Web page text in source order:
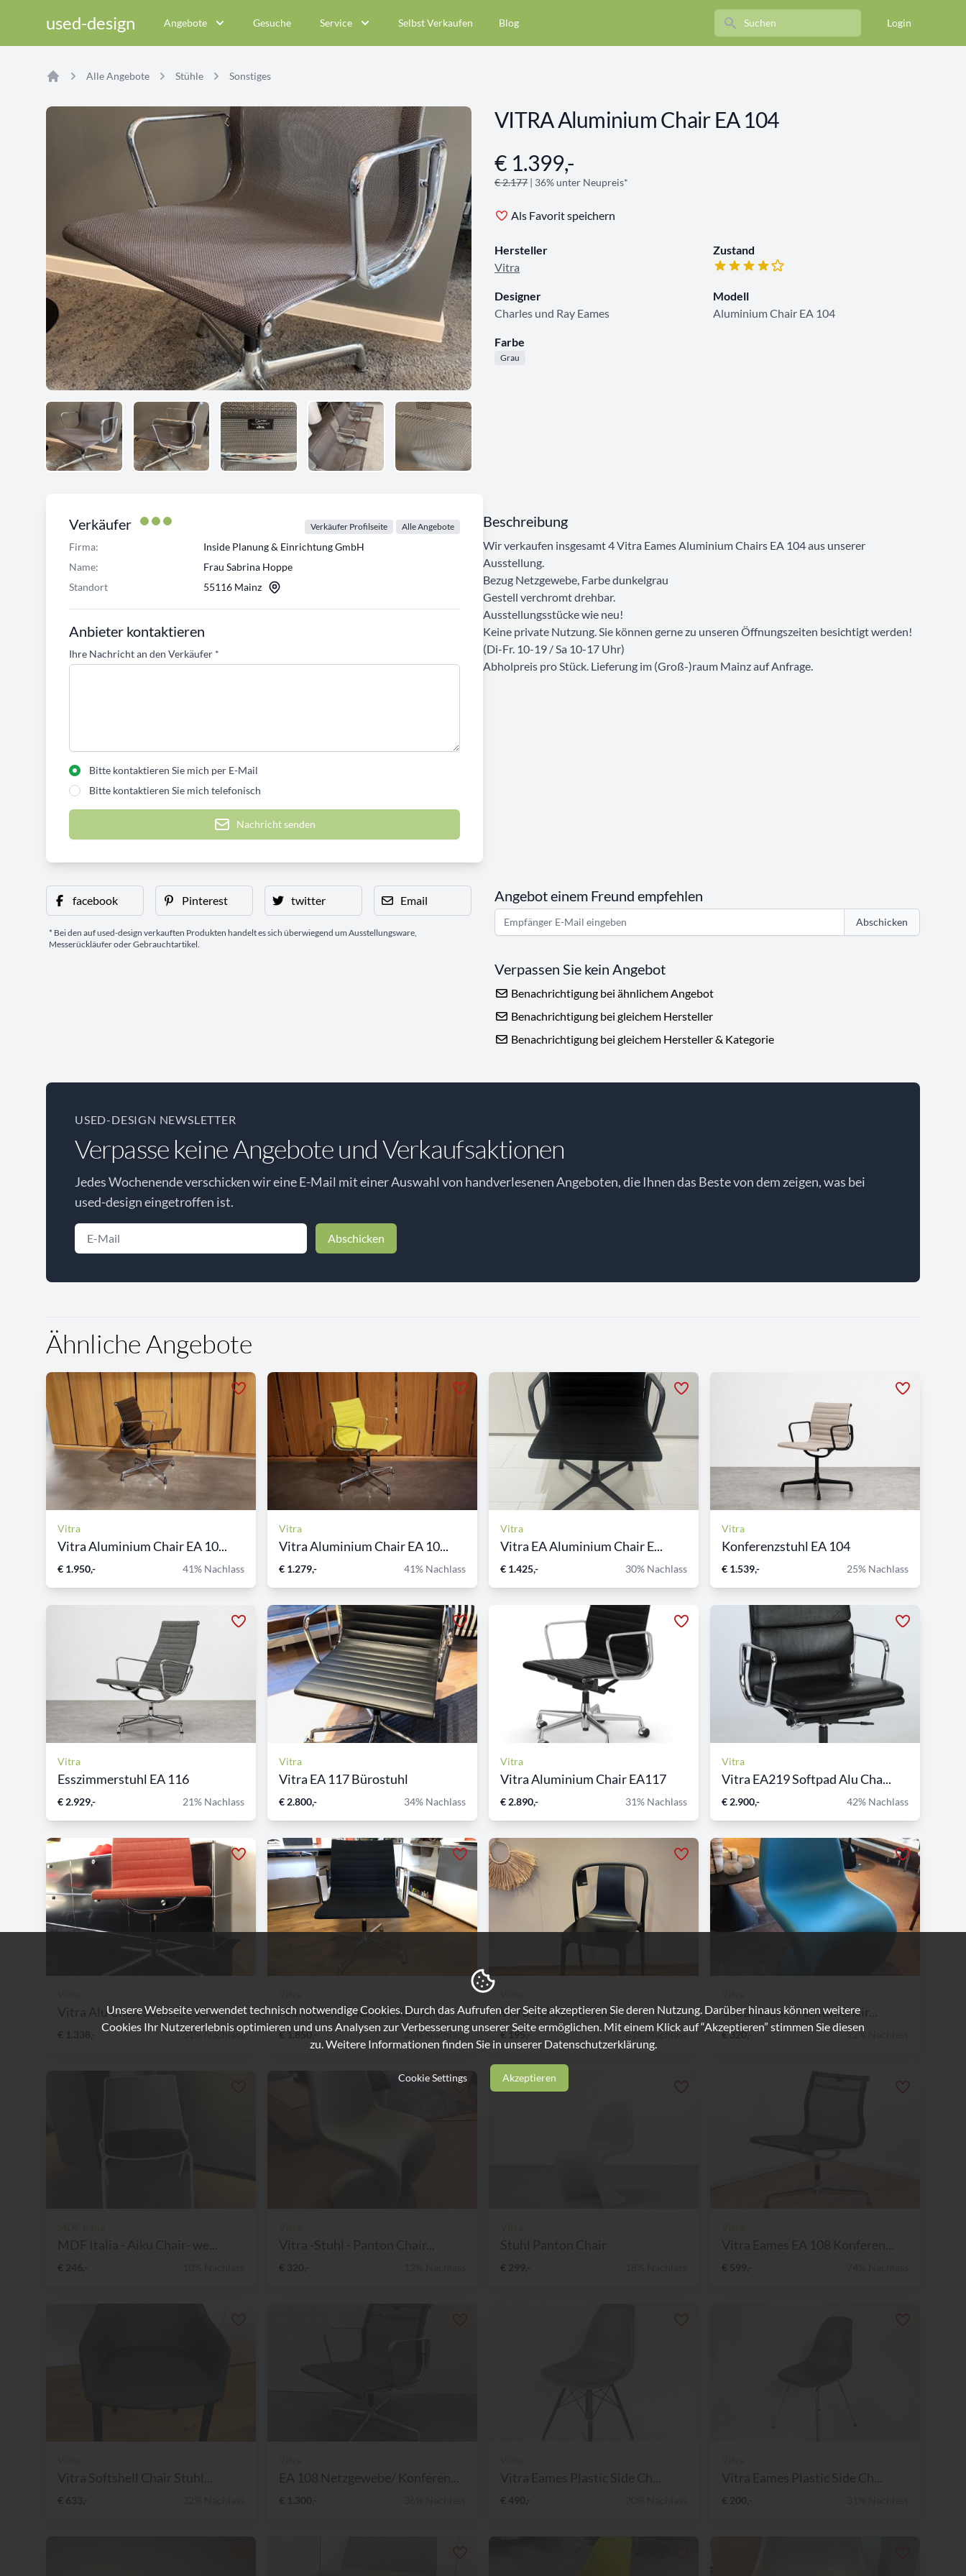
used-design Angebote Gesuche Service Selbst Verkaufen Blog Search Login
Alle Angebote Stühle Sonstiges
VITRA Aluminium Chair EA 104
Angebotsinformationen
€ 1.399,-
€ 2.177 | 36% unter Neupreis*
Als Favorit speichern
Hersteller
Vitra
Zustand
Designer
Charles und Ray Eames
Modell
Aluminium Chair EA 104
Farbe
Grau
Verkäufer Verkäufer Profilseite Alle Angebote
Firma:
Inside Planung & Einrichtung GmbH
Name:
Frau Sabrina Hoppe
Standort
55116 Mainz
Anbieter kontaktieren
Ihre Nachricht an den Verkäufer *
Bitte kontaktieren Sie mich per E-Mail
Bitte kontaktieren Sie mich telefonisch
Nachricht senden
Beschreibung
Wir verkaufen insgesamt 4 Vitra Eames Aluminium Chairs EA 104 aus unserer
Ausstellung.
Bezug Netzgewebe, Farbe dunkelgrau
Gestell verchromt drehbar.
Ausstellungsstücke wie neu!
Keine private Nutzung. Sie können gerne zu unseren Öffnungszeiten besichtigt werden!
(Di-Fr. 10-19 / Sa 10-17 Uhr)
Abholpreis pro Stück. Lieferung im (Groß-)raum Mainz auf Anfrage.
facebook Pinterest twitter Email
* Bei den auf used-design verkauften Produkten handelt es sich überwiegend um Ausstellungsware,
Messerückläufer oder Gebrauchtartikel.
Angebot einem Freund empfehlen
Abschicken
Verpassen Sie kein Angebot
Benachrichtigung bei ähnlichem Angebot
Benachrichtigung bei gleichem Hersteller
Benachrichtigung bei gleichem Hersteller & Kategorie
USED-DESIGN NEWSLETTER
Verpasse keine Angebote und Verkaufsaktionen
Jedes Wochenende verschicken wir eine E-Mail mit einer Auswahl von handverlesenen Angeboten, die Ihnen das Beste von dem zeigen, was bei
used-design eingetroffen ist.
Abschicken
Ähnliche Angebote
Vitra
Vitra Aluminium Chair EA 10...
€ 1.950,- 41% Nachlass
Vitra
Vitra Aluminium Chair EA 10...
€ 1.279,- 41% Nachlass
Vitra
Vitra EA Aluminium Chair E...
€ 1.425,- 30% Nachlass
Vitra
Konferenzstuhl EA 104
€ 1.539,- 25% Nachlass
Vitra
Esszimmerstuhl EA 116
€ 2.929,- 21% Nachlass
Vitra
Vitra EA 117 Bürostuhl
€ 2.800,- 34% Nachlass
Vitra
Vitra Aluminium Chair EA117
€ 2.890,- 31% Nachlass
Vitra
Vitra EA219 Softpad Alu Cha...
€ 2.900,- 42% Nachlass
Vitra Alu Chair Stuhl EA 10...
€ 1.338,- 31% Nachlass
Aluminium Chair EA 108 von...
€ 1.850,- 25% Nachlass
Vitra Belleville Chair
€ 195,- 61% Nachlass
Vitra -Stuhl - Panton Chair...
€ 320,- 12% Nachlass
Unsere Webseite verwendet technisch notwendige Cookies. Durch das Aufrufen der Seite akzeptieren Sie deren Nutzung. Darüber hinaus können weitere
Cookies Ihr Nutzererlebnis optimieren und uns Analysen zur Verbesserung unserer Seite ermöglichen. Mit einem Klick auf “Akzeptieren” stimmen Sie diesen
zu. Weitere Informationen finden Sie in unserer Datenschutzerklärung.
Cookie Settings Akzeptieren